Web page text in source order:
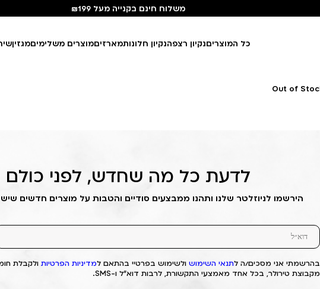
משלוח חינם בקנייה מעל ₪199
כל המוצריםנקיון רצפהנקיון חלונותמארזיםמוצרים משלימיםמגזין
Out of
לדעת כל מה שחדש, לפני כולם
הירשמו לניוזלטר שלנו ותהנו ממבצעים סודיים והטבות על מוצרים חדשים
בהרשמתי אני מסכים/ה לתנאי השימוש ולשימוש בפרטיי בהתאם למדיניות הפרטיות ולקבלת
מקבוצת טירולר, בכל אחד מאמצעי התקשורת, לרבות דוא"ל ו-SMS.